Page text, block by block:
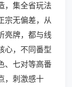
，集全省玩法
宗无偏差，从
亮牌，都与线
心，不同番型
、七对等高番
，刺激感十